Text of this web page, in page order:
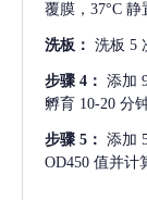
覆膜，37°C 静
洗板： 洗板 5
步骤 4： 添加
孵育 10-20 分
步骤 5： 添加
OD450 值并计